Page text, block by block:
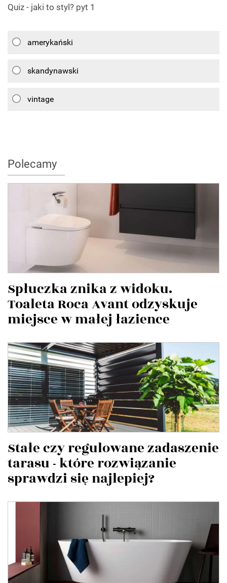
Quiz - jaki to styl? pyt 1
amerykański
skandynawski
vintage
Polecamy
Spłuczka znika z widoku.
Toaleta Roca Avant odzyskuje
miejsce w małej łazience
Stałe czy regulowane zadaszenie
tarasu - które rozwiązanie
sprawdzi się najlepiej?